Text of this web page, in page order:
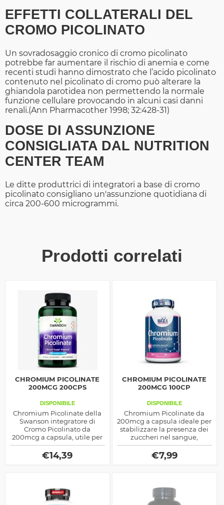
EFFETTI COLLATERALI DEL
CROMO PICOLINATO
Un sovradosaggio cronico di cromo picolinato
potrebbe far aumentare il rischio di anemia e come
recenti studi hanno dimostrato che l’acido picolinato
contenuto nel picolinato di cromo può alterare la
ghiandola parotidea non permettendo la normale
funzione cellulare provocando in alcuni casi danni
renali.(Ann Pharmacother 1998; 32:428-31)
DOSE DI ASSUNZIONE
CONSIGLIATA DAL NUTRITION
CENTER TEAM
Le ditte produttrici di integratori a base di cromo
picolinato consigliano un'assunzione quotidiana di
circa 200-600 microgrammi.
Prodotti correlati
CHROMIUM PICOLINATE
200MCG 200CPS
DISPONIBILE
Chromium Picolinate della
Swanson integratore di
Cromo Picolinato da
200mcg a capsula, utile per
regolarizzare gli zuccheri nel
sangue e regolare la curva
glicemica
€14,39
CHROMIUM PICOLINATE
200MCG 100CP
DISPONIBILE
Chromium Picolinate da
200mcg a capsula ideale per
stabilizzare la presenza dei
zuccheri nel sangue,
regolarizzando la glicemia,
prodotto dalla Haya Labs
€7,99